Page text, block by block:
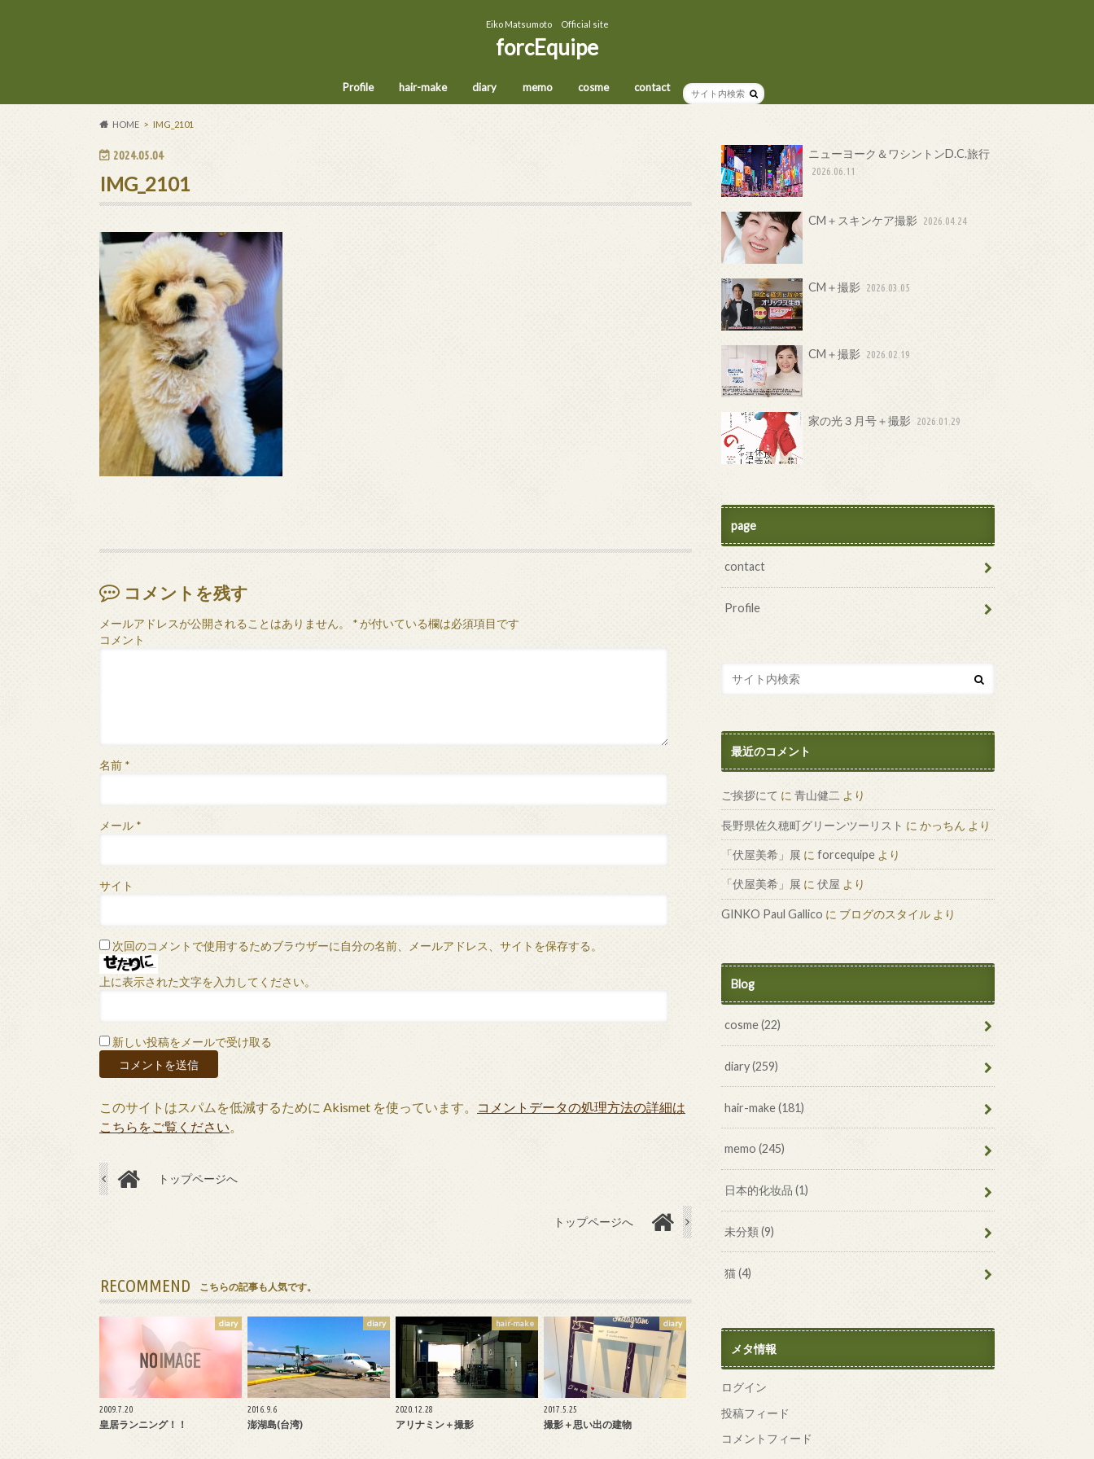
Eiko Matsumoto Official site
forcEquipe
Profile hair-make diary memo cosme contact
HOME IMG_2101
2024.05.04
IMG_2101
コメントを残す
メールアドレスが公開されることはありません。 *が付いている欄は必須項目です
コメント
名前 *
メール *
サイト
次回のコメントで使用するためブラウザーに自分の名前、メールアドレス、サイトを保存する。
上に表示された文字を入力してください。
新しい投稿をメールで受け取る
このサイトはスパムを低減するために Akismet を使っています。
コメントデータの処理方法の詳細は
こちらをご覧ください。
トップページへ
トップページへ
RECOMMEND こちらの記事も人気です。
diary
2009.7.20
皇居ランニング！！
diary
2016.9.6
澎湖島(台湾)
hair-make
2020.12.28
アリナミン＋撮影
diary
2017.5.25
撮影＋思い出の建物
ニューヨーク＆ワシントンD.C.旅行
2026.06.11
CM＋スキンケア撮影 2026.04.24
CM＋撮影 2026.03.05
CM＋撮影 2026.02.19
家の光３月号＋撮影 2026.01.29
page
contact
Profile
最近のコメント
ご挨拶にて に 青山健二 より
長野県佐久穂町グリーンツーリスト に かっちん より
「伏屋美希」展 に forcequipe より
「伏屋美希」展 に 伏屋 より
GINKO Paul Gallico に ブログのスタイル より
Blog
cosme(22)
diary(259)
hair-make(181)
memo(245)
日本的化妆品(1)
未分類(9)
猫(4)
メタ情報
ログイン
投稿フィード
コメントフィード